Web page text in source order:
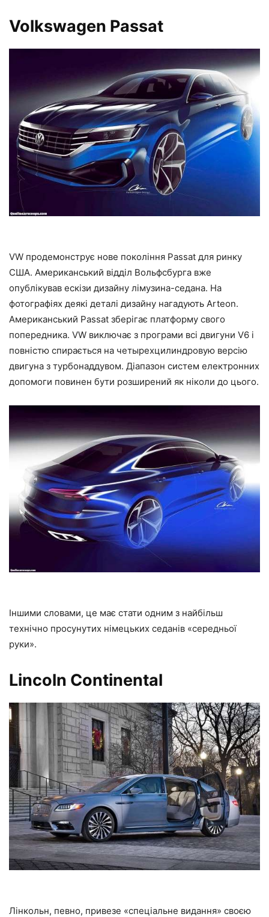
Volkswagen Passat
VW продемонструє нове покоління Passat для ринку
США. Американський відділ Вольфсбурга вже
опублікував ескізи дизайну лімузина-седана. На
фотографіях деякі деталі дизайну нагадують Arteon.
Американський Passat зберігає платформу свого
попередника. VW виключає з програми всі двигуни V6 і
повністю спирається на четырехцилиндровую версію
двигуна з турбонаддувом. Діапазон систем електронних
допомоги повинен бути розширений як ніколи до цього.
Іншими словами, це має стати одним з найбільш
технічно просунутих німецьких седанів «середньої
руки».
Lincoln Continental
Лінкольн, певно, привезе «спеціальне видання» своєю